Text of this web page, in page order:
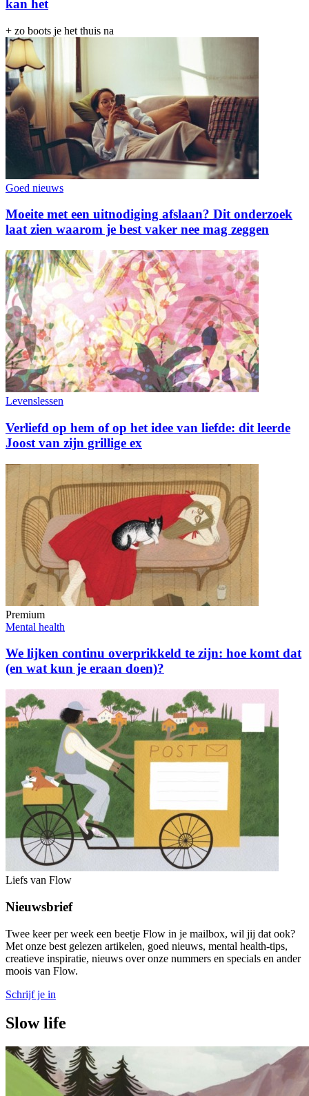
kan het
+ zo boots je het thuis na
Goed nieuws
Moeite met een uitnodiging afslaan? Dit onderzoek
laat zien waarom je best vaker nee mag zeggen
Levenslessen
Verliefd op hem of op het idee van liefde: dit leerde
Joost van zijn grillige ex
Premium
Mental health
We lijken continu overprikkeld te zijn: hoe komt dat
(en wat kun je eraan doen)?
Liefs van Flow
Nieuwsbrief
Twee keer per week een beetje Flow in je mailbox, wil jij dat ook?
Met onze best gelezen artikelen, goed nieuws, mental health-tips,
creatieve inspiratie, nieuws over onze nummers en specials en ander
moois van Flow.
Schrijf je in
Slow life